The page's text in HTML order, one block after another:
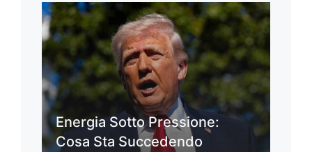
Energia Sotto Pressione:
Cosa Sta Succedendo